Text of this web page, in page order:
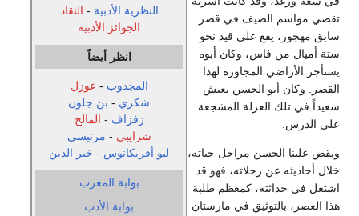
النظرية الأدبية - النقاد
الجوائز الأدبية
انظر أيضاً
المجدوب - عوزل
شكري - بن جلون
زفزاف - المالح
شرايبي - مرنيسي
ليو أفريكانوس - خير الدين
بوابة المغرب
بوابة الأدب
تقضي مواسم الصيف في قصر
سابق مهجور، يقع على قيد نحو
ستة أميال من فاس، وكان أبوه
يستأجر الأراضي المجاورة لهذا
القصر. وكان أبو الحسن يعيش
سعيداً في تلك العزلة المشجعة
على الدرس.
ويقص علينا الحسن مراحل حياته،
خلال أحاديثه عن رحلاته، فهو قد
اشتغل في حداثته، كمعظم طلبة
هذا العصر، بالتوثيق في مارستان